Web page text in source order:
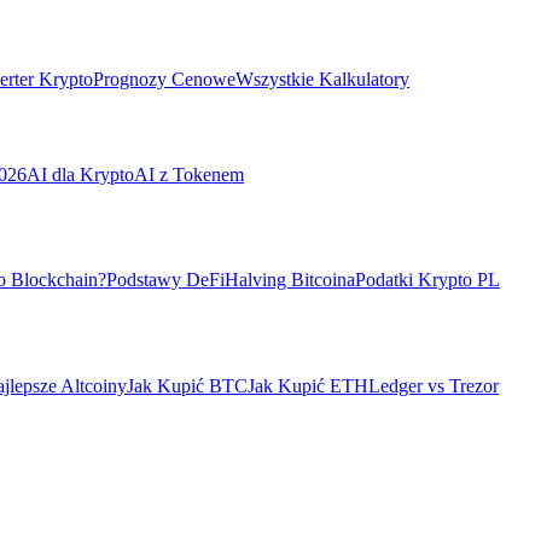
KryptoPrognozy CenoweWszystkie Kalkulatory
AI dla KryptoAI z Tokenem
Blockchain?Podstawy DeFiHalving BitcoinaPodatki Krypto PL
AltcoinyJak Kupić BTCJak Kupić ETHLedger vs Trezor